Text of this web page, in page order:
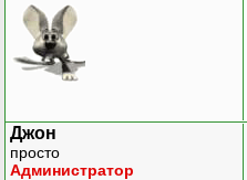
Джон
просто
Администратор